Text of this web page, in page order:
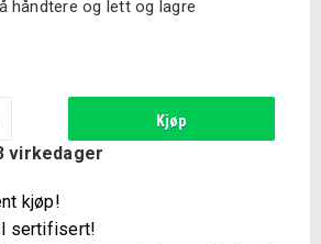
håndtere og lett og lagre
Kjøp
virkedager
kjøp!
sertifisert!